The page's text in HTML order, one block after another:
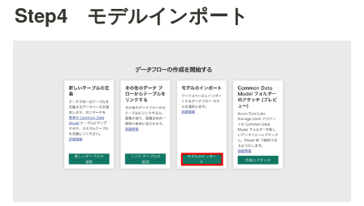
Step4　モデルインポート